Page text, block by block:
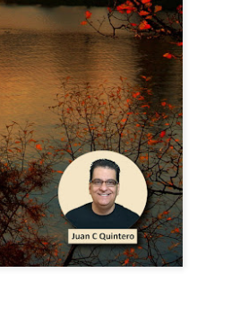
agendadas
con el trabajo, los
en el gimnasio.